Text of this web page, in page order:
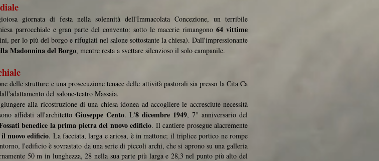
giornata di festa nella solennità dell'Immacolata Concezione, un terribile
parrocchiale e gran parte del convento: sotto le macerie rimangono64 vittime
per lo più del borgo e rifugiati nel salone sottostante la chiesa). Dall'impressionante
Madonnina del Borgo, mentre resta a svettare silenzioso il solo campanile.
strutture e una prosecuzione tenace delle attività pastorali sia presso la Cita Ca
del salone-teatro Massaia.
alla ricostruzione di una chiesa idonea ad accogliere le accresciute necessità
affidati all'architetto Giuseppe Cento. L'8 dicembre 1949, 7° anniversario del
benedice la prima pietra del nuovo edificio. Il cantiere prosegue alacremente
nuovo edificio. La facciata, larga e ariosa, è in mattone; il triplice portico ne rompe
l'edificio è sovrastato da una serie di piccoli archi, che si aprono su una galleria
50 m in lunghezza, 28 nella sua parte più larga e 28,3 nel punto più alto del